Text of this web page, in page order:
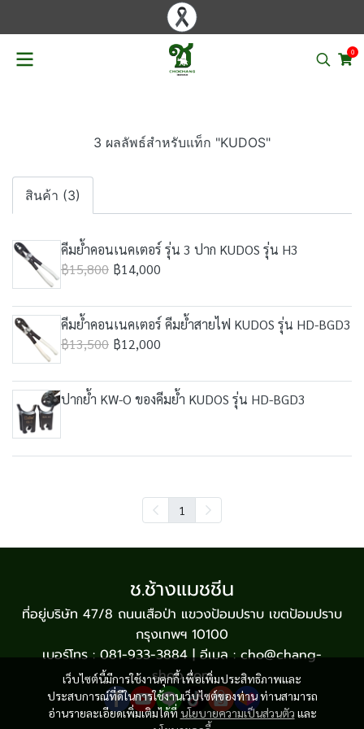
0
3 ผลลัพธ์สำหรับแท็ก "KUDOS"
สินค้า (3)
คีมย้ำคอนเนคเตอร์ รุ่น 3 ปาก KUDOS รุ่น H3
฿15,800 ฿14,000
คีมย้ำคอนเนคเตอร์ คีมย้ำสายไฟ KUDOS รุ่น HD-BGD3
฿13,500 ฿12,000
ปากย้ำ KW-O ของคีมย้ำ KUDOS รุ่น HD-BGD3
1
เว็บไซต์นี้มีการใช้งานคุกกี้ เพื่อเพิ่มประสิทธิภาพและ
ประสบการณ์ที่ดีในการใช้งานเว็บไซต์ของท่าน ท่านสามารถ
อ่านรายละเอียดเพิ่มเติมได้ที่นโยบายความเป็นส่วนตัว และ
ช.ช้างแมชชีน
ที่อยู่บริษัท 47/8 ถนนเสือป่า แขวงป้อมปราบ เขตป้อมปราบ
กรุงเทพฯ 10100
เบอร์โทร : 081-933-3884 | อีเมล : cho@chang-
shop.com